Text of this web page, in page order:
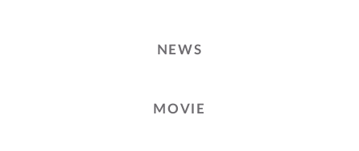
NEWS
MOVIE